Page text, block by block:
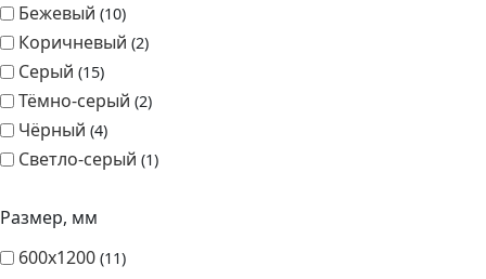
Бежевый 10
Коричневый 2
Серый 15
Тёмно-серый 2
Чёрный 4
Светло-серый 1
Размер, мм
600х1200 11